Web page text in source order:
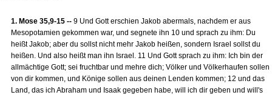
1. Mose 35,9-15 -- 9 Und Gott erschien Jakob abermals, nachdem er aus
Mesopotamien gekommen war, und segnete ihn 10 und sprach zu ihm: Du
heißt Jakob; aber du sollst nicht mehr Jakob heißen, sondern Israel sollst du
heißen. Und also heißt man ihn Israel. 11 Und Gott sprach zu ihm: Ich bin der
allmächtige Gott; sei fruchtbar und mehre dich; Völker und Völkerhaufen sollen
von dir kommen, und Könige sollen aus deinen Lenden kommen; 12 und das
Land, das ich Abraham und Isaak gegeben habe, will ich dir geben und will's